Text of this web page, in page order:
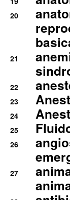
20
21
22
23
24
25
26
27